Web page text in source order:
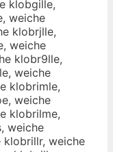
klobgille,
weiche
klobrjlle,
weiche
klobr9lle,
weiche
klobrimle,
weiche
klobrilme,
weiche
weiche